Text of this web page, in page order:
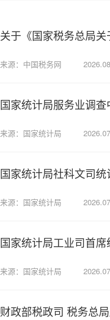
关于《国家税务总局
来源：中国税务网
国家统计局服务业调
来源：国家统计局
国家统计局社科文司
来源：国家统计局
国家统计局工业司首
来源：国家统计局
财政部税政司 税务总